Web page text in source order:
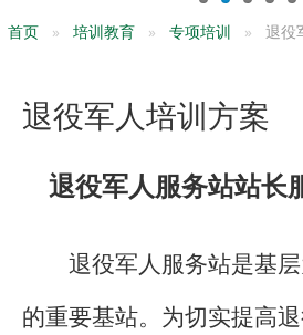
首页 培训教育 专项培训 退役
退役军人培训方案
退役军人服务站站长
退役军人服务站是基
的重要基站。为切实提高